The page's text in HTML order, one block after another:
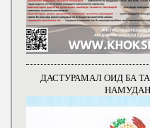
ДАСТУРАМАЛ ОИД БА